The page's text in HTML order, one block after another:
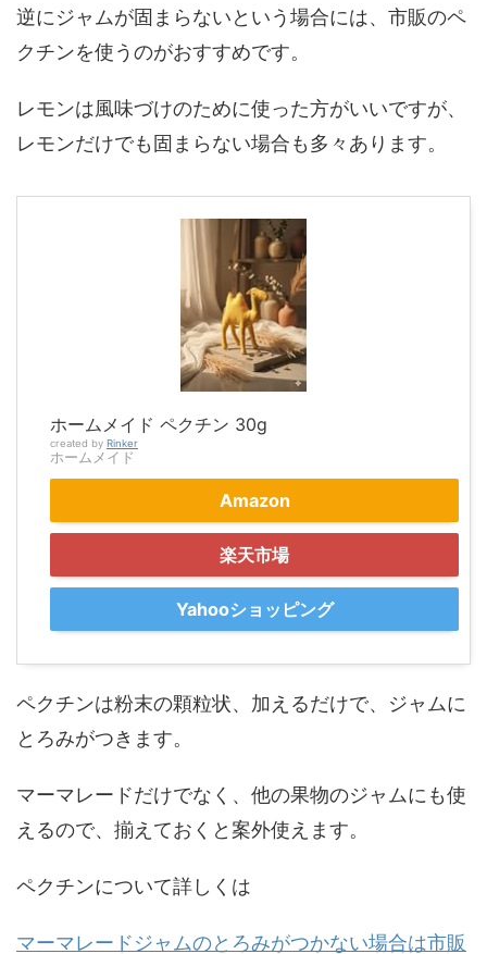
逆にジャムが固まらないという場合には、市販のペ
クチンを使うのがおすすめです。
レモンは風味づけのために使った方がいいですが、
レモンだけでも固まらない場合も多々あります。
ホームメイド ペクチン 30g
created by Rinker
ホームメイド
Amazon
楽天市場
Yahooショッピング
ペクチンは粉末の顆粒状、加えるだけで、ジャムに
とろみがつきます。
マーマレードだけでなく、他の果物のジャムにも使
えるので、揃えておくと案外使えます。
ペクチンについて詳しくは
マーマレードジャムのとろみがつかない場合は市販